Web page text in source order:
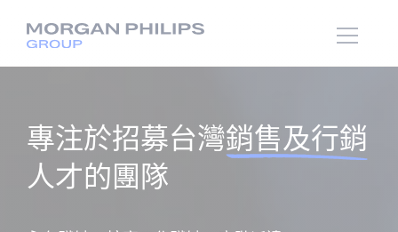
專注於招募台灣銷售及行銷
人才的團隊